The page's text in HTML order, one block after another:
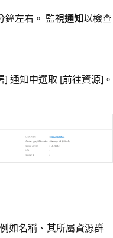
鐘左右。 監視通知以檢查
] 通知中選取 [前往資源] 。
如名稱、其所屬資源群